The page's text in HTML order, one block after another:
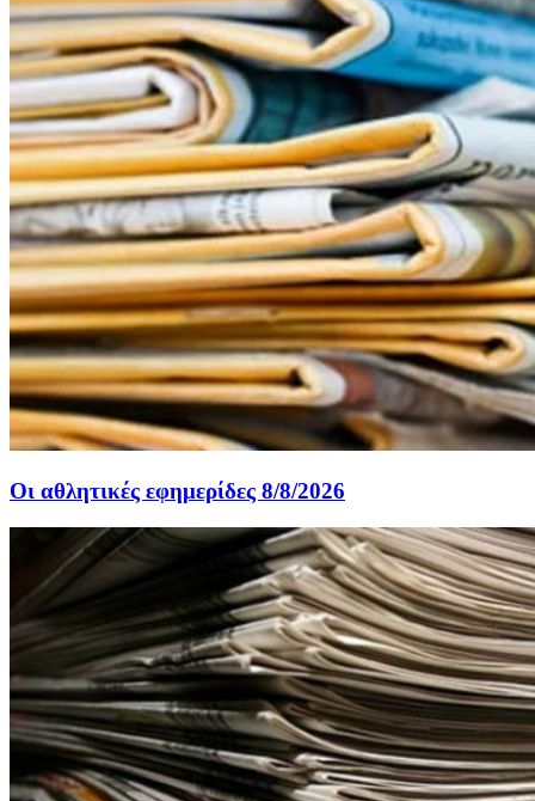
Οι αθλητικές εφημερίδες 8/8/2026